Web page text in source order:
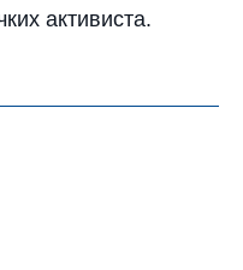
активиста.